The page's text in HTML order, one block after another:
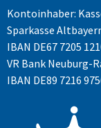
Kontoinhaber:
Sparkasse
IBAN DE67 7205
VR Bank Neuburg-
IBAN DE89 7216